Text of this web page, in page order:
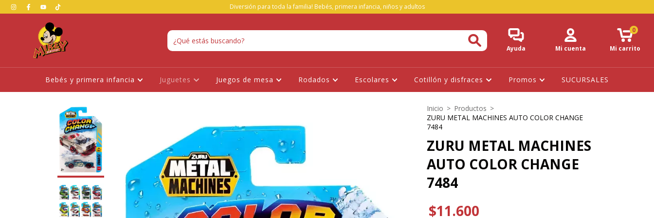
Diversión para toda la familia! Bebés, primera infancia, niños y adultos
Ayuda Mi cuenta Mi carrito
0
Bebés y primera infancia Juguetes Juegos de mesa Rodados Escolares Cotillón y disfraces Promos SUCURSALES
Inicio > Productos >
ZURU METAL MACHINES AUTO COLOR CHANGE
7484
ZURU METAL MACHINES
AUTO COLOR CHANGE
7484
$11.600